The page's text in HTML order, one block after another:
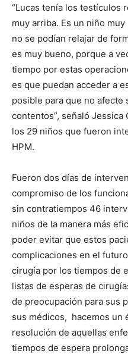
“Lucas tenía los testículos
muy arriba. Es un niño
no se podían relajar de
es muy bueno, porque a
tiempo por estas
es que puedan acceder a
posible para que no afecte
contentos”, señaló Jessica
los 29 niños que fueron
HPM.
Fueron dos días de
compromiso de los
sin contratiempos 46
niños de la manera más
poder evitar que estos
complicaciones en el
cirugía por los tiempos de
listas de esperas de
de preocupación para sus
sus médicos, hacemos un
resolución de aquellas
tiempos de espera